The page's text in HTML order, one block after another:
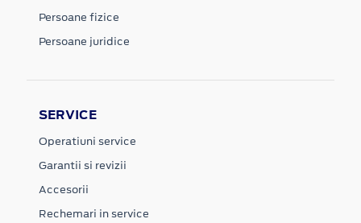
Persoane fizice
Persoane juridice
SERVICE
Operatiuni service
Garantii si revizii
Accesorii
Rechemari in service